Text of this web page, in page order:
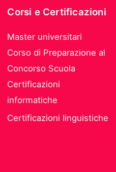
Corsi e Certificazioni
Master universitari
Corso di Preparazione al
Concorso Scuola
Certificazioni
informatiche
Certificazioni linguistiche